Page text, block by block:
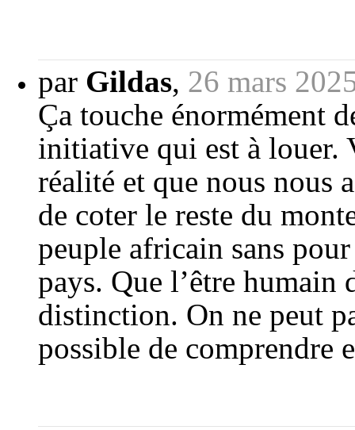
par Gildas, 26 mars
Ça touche énormément
initiative qui est à louer.
réalité et que nous nous
de coter le reste du
peuple africain sans
pays. Que l’être humain
distinction. On ne peut
possible de comprendre